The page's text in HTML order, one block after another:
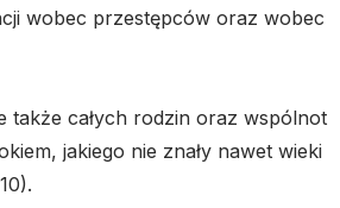
wobec przestępców oraz wobec
także całych rodzin oraz wspólnot
jakiego nie znały nawet wieki